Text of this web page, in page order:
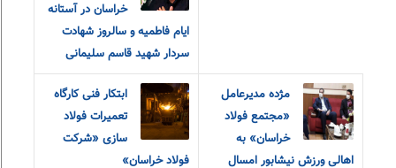
خراسان در آستانه
ایام فاطمیه و سالروز شهادت
سردار شهید قاسم سلیمانی
مژده مدیرعامل
«مجتمع فولاد
خراسان» به
اهالی ورزش نیشابور امسال
ابتکار فنی کارگاه
تعمیرات فولاد
سازی «شرکت
فولاد خراسان»